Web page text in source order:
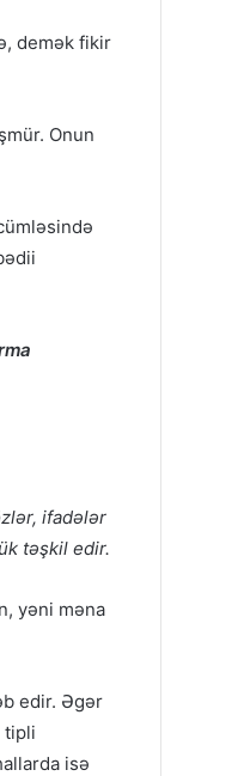
demək fikir
Onun
ifadələr
təşkil edir.
yəni məna
edir. Əgər
tipli
isə